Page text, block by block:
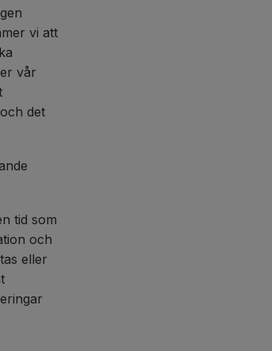
vi att
vår
det
tid som
och
eller